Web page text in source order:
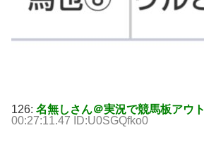
126: 名無しさん＠実況で競馬板アウト
00:27:11.47 ID:U0SGQfko0